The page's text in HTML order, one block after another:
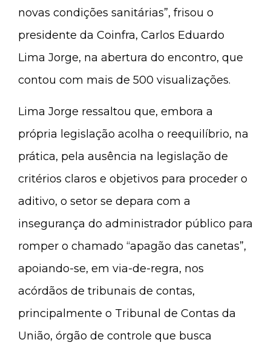
novas condições sanitárias”, frisou o
presidente da Coinfra, Carlos Eduardo
Lima Jorge, na abertura do encontro, que
contou com mais de 500 visualizações.
Lima Jorge ressaltou que, embora a
própria legislação acolha o reequilíbrio, na
prática, pela ausência na legislação de
critérios claros e objetivos para proceder o
aditivo, o setor se depara com a
insegurança do administrador público para
romper o chamado “apagão das canetas”,
apoiando-se, em via-de-regra, nos
acórdãos de tribunais de contas,
principalmente o Tribunal de Contas da
União, órgão de controle que busca